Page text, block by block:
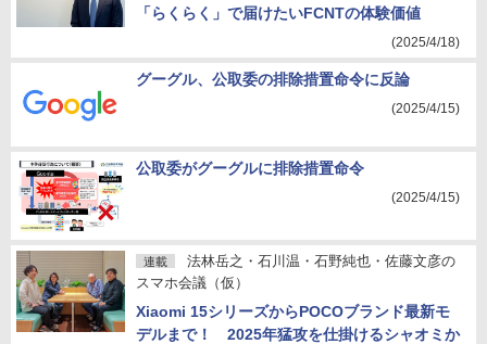
「らくらく」で届けたいFCNTの体験価値
(2025/4/18)
グーグル、公取委の排除措置命令に反論
(2025/4/15)
公取委がグーグルに排除措置命令
(2025/4/15)
連載
法林岳之・石川温・石野純也・佐藤文彦の
スマホ会議（仮）
Xiaomi 15シリーズからPOCOブランド最新モ
デルまで！ 2025年猛攻を仕掛けるシャオミか